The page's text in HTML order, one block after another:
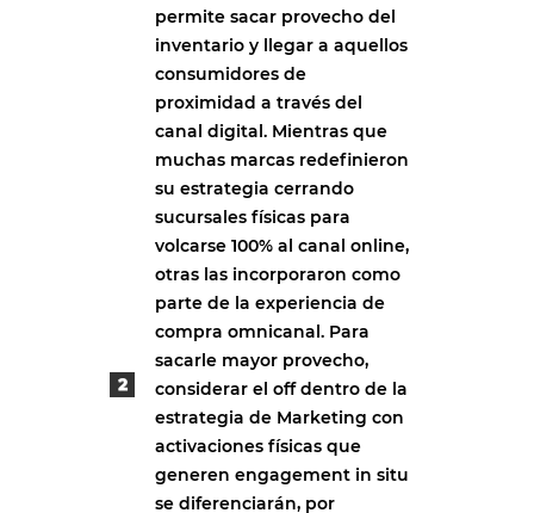
permite sacar provecho del
inventario y llegar a aquellos
consumidores de
proximidad a través del
canal digital. Mientras que
muchas marcas redefinieron
su estrategia cerrando
sucursales físicas para
volcarse 100% al canal online,
otras las incorporaron como
parte de la experiencia de
compra omnicanal. Para
sacarle mayor provecho,
considerar el off dentro de la
estrategia de Marketing con
activaciones físicas que
generen engagement in situ
se diferenciarán, por